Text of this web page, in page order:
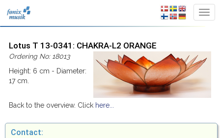
Lotus T 13-0341: CHAKRA-L2 ORANGE
Ordering No: 18013
Height: 6 cm - Diameter:
17 cm.
Back to the overview. Click here...
Contact: